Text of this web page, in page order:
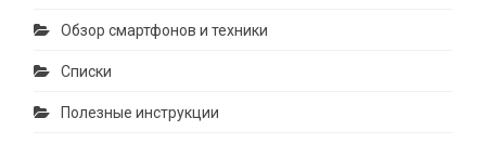
Обзор смартфонов и техники
Списки
Полезные инструкции